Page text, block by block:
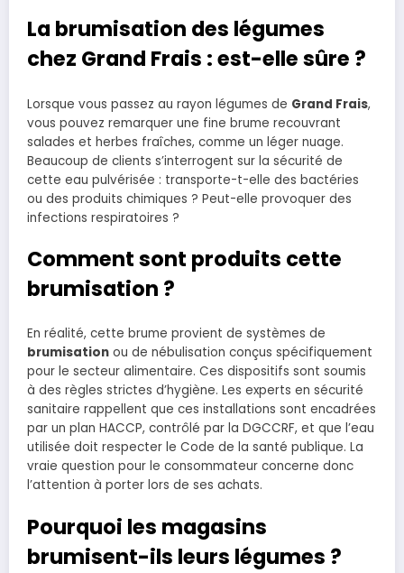
La brumisation des légumes
chez Grand Frais : est-elle sûre ?
Lorsque vous passez au rayon légumes de Grand Frais,
vous pouvez remarquer une fine brume recouvrant
salades et herbes fraîches, comme un léger nuage.
Beaucoup de clients s’interrogent sur la sécurité de
cette eau pulvérisée : transporte-t-elle des bactéries
ou des produits chimiques ? Peut-elle provoquer des
infections respiratoires ?
Comment sont produits cette
brumisation ?
En réalité, cette brume provient de systèmes de
brumisation ou de nébulisation conçus spécifiquement
pour le secteur alimentaire. Ces dispositifs sont soumis
à des règles strictes d’hygiène. Les experts en sécurité
sanitaire rappellent que ces installations sont encadrées
par un plan HACCP, contrôlé par la DGCCRF, et que l’eau
utilisée doit respecter le Code de la santé publique. La
vraie question pour le consommateur concerne donc
l’attention à porter lors de ses achats.
Pourquoi les magasins
brumisent-ils leurs légumes ?